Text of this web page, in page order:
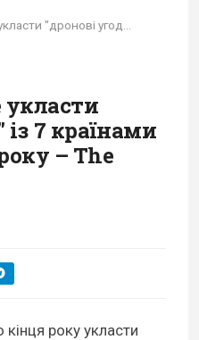
укласти
із 7 країнами
– The
кінця року укласти